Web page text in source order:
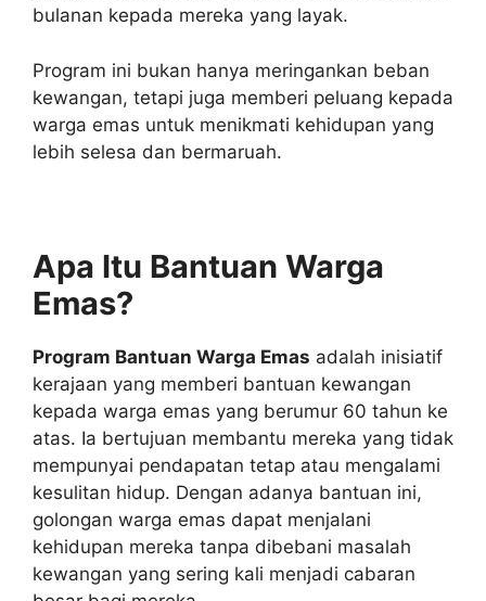
bulanan kepada mereka yang layak.
Program ini bukan hanya meringankan beban
kewangan, tetapi juga memberi peluang kepada
warga emas untuk menikmati kehidupan yang
lebih selesa dan bermaruah.
Apa Itu Bantuan Warga
Emas?
Program Bantuan Warga Emas adalah inisiatif
kerajaan yang memberi bantuan kewangan
kepada warga emas yang berumur 60 tahun ke
atas. Ia bertujuan membantu mereka yang tidak
mempunyai pendapatan tetap atau mengalami
kesulitan hidup. Dengan adanya bantuan ini,
golongan warga emas dapat menjalani
kehidupan mereka tanpa dibebani masalah
kewangan yang sering kali menjadi cabaran